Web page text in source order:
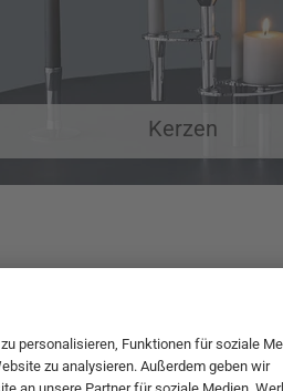
Kerzen